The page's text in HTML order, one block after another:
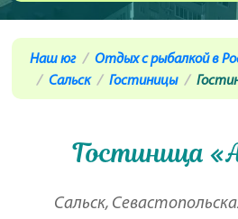
Наш юг
Отдых с рыбалкой в
Сальск
Гостиницы
Гостиница
Сальск,